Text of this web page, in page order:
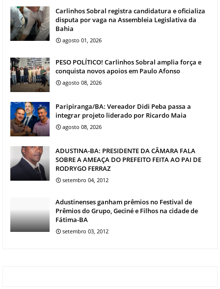
Carlinhos Sobral registra candidatura e oficializa
disputa por vaga na Assembleia Legislativa da
Bahia
agosto 01, 2026
PESO POLÍTICO! Carlinhos Sobral amplia força e
conquista novos apoios em Paulo Afonso
agosto 08, 2026
Paripiranga/BA: Vereador Didi Peba passa a
integrar projeto liderado por Ricardo Maia
agosto 08, 2026
ADUSTINA-BA: PRESIDENTE DA CÂMARA FALA
SOBRE A AMEAÇA DO PREFEITO FEITA AO PAI DE
RODRYGO FERRAZ
setembro 04, 2012
Adustinenses ganham prêmios no Festival de
Prêmios do Grupo, Geciné e Filhos na cidade de
Fátima-BA
setembro 03, 2012